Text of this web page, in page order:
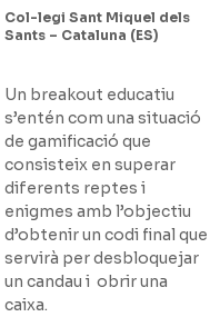
Col-legi Sant Miquel dels
Sants – Cataluna (ES)
Un breakout educatiu
s’entén com una situació
de gamificació que
consisteix en superar
diferents reptes i
enigmes amb l’objectiu
d’obtenir un codi final que
servirà per desbloquejar
un candau i obrir una
caixa.